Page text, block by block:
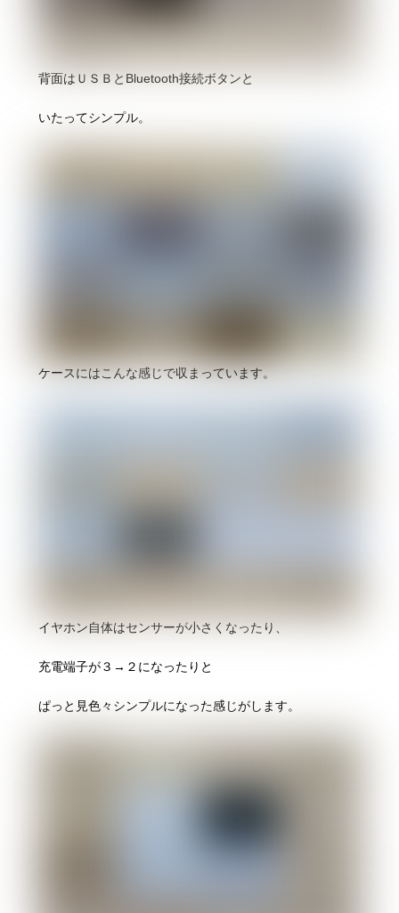
背面はＵＳＢとBluetooth接続ボタンと
いたってシンプル。
ケースにはこんな感じで収まっています。
イヤホン自体はセンサーが小さくなったり、
充電端子が３→２になったりと
ぱっと見色々シンプルになった感じがします。